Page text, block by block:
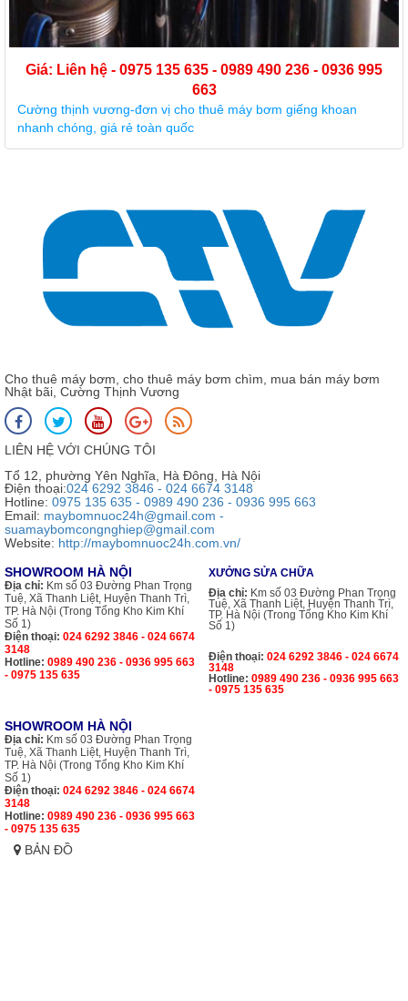
Cho thuê máy bơm, cho thuê máy bơm chìm, mua bán máy bơm
Nhật bãi, Cường Thịnh Vương
LIÊN HỆ VỚI CHÚNG TÔI
Tổ 12, phường Yên Nghĩa, Hà Đông, Hà Nội
Điện thoại:024 6292 3846 - 024 6674 3148
Hotline: 0975 135 635 - 0989 490 236 - 0936 995 663
Email: maybomnuoc24h@gmail.com -
suamaybomcongnghiep@gmail.com
Website: http://maybomnuoc24h.com.vn/
SHOWROOM HÀ NỘI
Địa chỉ: Km số 03 Đường Phan Trọng
Tuệ, Xã Thanh Liệt, Huyện Thanh Trì,
TP. Hà Nội (Trong Tổng Kho Kim Khí
Số 1)
Điện thoại: 024 6292 3846 - 024 6674
3148
Hotline: 0989 490 236 - 0936 995 663
- 0975 135 635
XƯỞNG SỬA CHỮA
Địa chỉ: Km số 03 Đường Phan Trọng
Tuệ, Xã Thanh Liệt, Huyện Thanh Trì,
TP. Hà Nội (Trong Tổng Kho Kim Khí
Số 1)
Điện thoại: 024 6292 3846 - 024 6674
3148
Hotline: 0989 490 236 - 0936 995 663
- 0975 135 635
SHOWROOM HÀ NỘI
Địa chỉ: Km số 03 Đường Phan Trọng
Tuệ, Xã Thanh Liệt, Huyện Thanh Trì,
TP. Hà Nội (Trong Tổng Kho Kim Khí
Số 1)
Điện thoại: 024 6292 3846 - 024 6674
3148
Hotline: 0989 490 236 - 0936 995 663
- 0975 135 635
BẢN ĐỒ